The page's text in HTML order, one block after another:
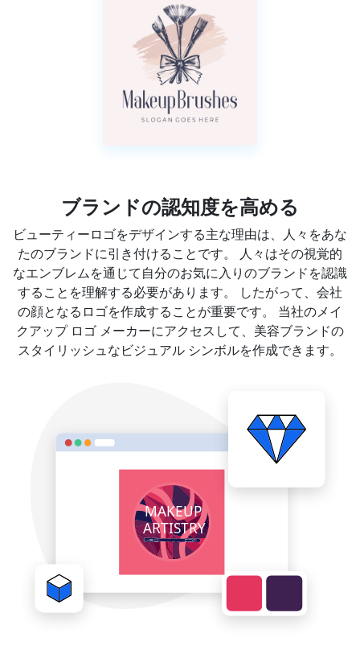
ブランドの認知度を高める
ビューティーロゴをデザインする主な理由は、人々をあな
たのブランドに引き付けることです。 人々はその視覚的
なエンブレムを通じて自分のお気に入りのブランドを認識
することを理解する必要があります。 したがって、会社
の顔となるロゴを作成することが重要です。 当社のメイ
クアップ ロゴ メーカーにアクセスして、美容ブランドの
スタイリッシュなビジュアル シンボルを作成できます。